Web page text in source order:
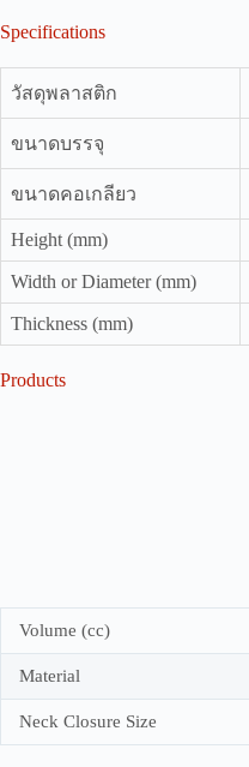
Specifications
วัสดุพลาสติก
ขนาดบรรจุ
ขนาดคอเกลียว
Height (mm)
Width or Diameter (mm)
Thickness (mm)
Products
Volume (cc)
Material
Neck Closure Size